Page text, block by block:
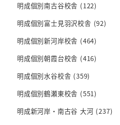
明成個別南古谷校舎 (122)
明成個別富士見羽沢校舎 (92)
明成個別新河岸校舎 (464)
明成個別朝霞台校舎 (416)
明成個別水谷校舎 (359)
明成個別鶴瀬東校舎 (551)
明成新河岸・南古谷 大河 (237)